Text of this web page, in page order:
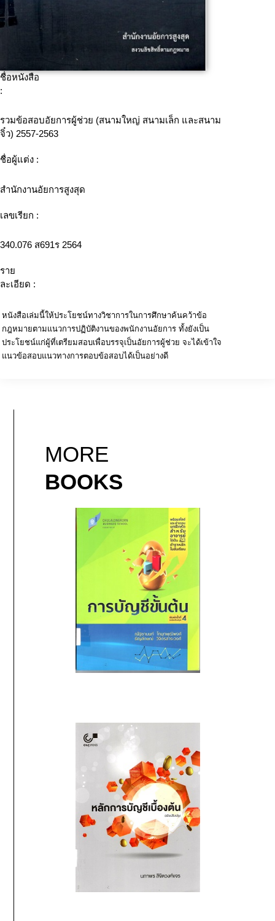
ชื่อหนังสือ
:
รวมข้อสอบอัยการผู้ช่วย (สนามใหญ่ สนามเล็ก และสนาม
จิ๋ว) 2557-2563
ชื่อผู้แต่ง :
สำนักงานอัยการสูงสุด
เลขเรียก :
340.076 ส691ร 2564
ราย
ละเอียด :
หนังสือเล่มนี้ให้ประโยชน์ทางวิชาการในการศึกษาค้นคว้าข้อ
กฎหมายตามแนวการปฏิบัติงานของพนักงานอัยการ ทั้งยังเป็น
ประโยชน์แก่ผู้ที่เตรียมสอบเพื่อบรรจุเป็นอัยการผู้ช่วย จะได้เข้าใจ
แนวข้อสอบแนวทางการตอบข้อสอบได้เป็นอย่างดี
MORE
BOOKS